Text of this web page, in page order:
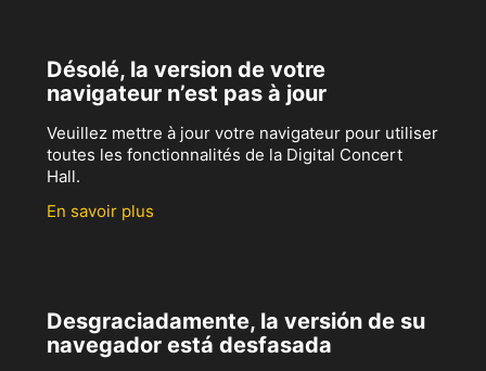
Désolé, la version de votre
navigateur n’est pas à jour
Veuillez mettre à jour votre navigateur pour utiliser
toutes les fonctionnalités de la Digital Concert
Hall.
En savoir plus
Desgraciadamente, la versión de su
navegador está desfasada